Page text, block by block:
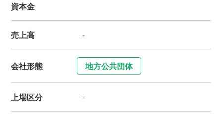
資本金
売上高 -
会社形態 地方公共団体
上場区分 -